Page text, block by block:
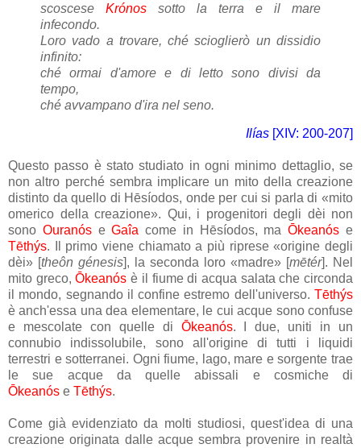
scoscese Krónos sotto la terra e il mare
infecondo.
Loro vado a trovare, ché scioglierò un dissidio
infinito:
ché ormai d'amore e di letto sono divisi da
tempo,
ché avvampano d'ira nel seno.
Ilías [XIV: 200-207]
Questo passo è stato studiato in ogni minimo dettaglio, se
non altro perché sembra implicare un mito della creazione
distinto da quello di Hēsíodos, onde per cui si parla di «mito
omerico della creazione». Qui, i progenitori degli dèi non
sono OuranóseGaîacome in Hēsíodos, maŌkeanós e
Tēthýs. Il primo viene chiamato a più riprese «origine degli
dèi» [theôn génesis], la seconda loro «madre» [mētér]. Nel
mito greco,Ōkeanós è il fiume di acqua salata che circonda
il mondo, segnando il confine estremo dell'universo. Tēthýs
è anch'essa una dea elementare, le cui acque sono confuse
e mescolate con quelle di Ōkeanós. I due, uniti in un
connubio indissolubile, sono all'origine di tutti i liquidi
terrestri e sotterranei. Ogni fiume, lago, mare e sorgente trae
le sue acque da quelle abissali e cosmiche di
Ōkeanós e Tēthýs.
Come già evidenziato da molti studiosi, quest'idea di una
creazione originata dalle acque sembra provenire in realtà